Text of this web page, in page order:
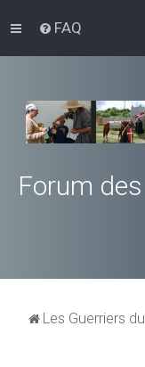
FAQ
Forum
Les Guerriers